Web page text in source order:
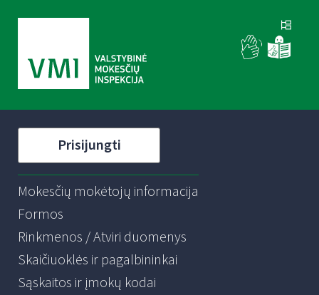
Prisijungti
Mokesčių mokėtojų informacija
Formos
Rinkmenos / Atviri duomenys
Skaičiuoklės ir pagalbininkai
Sąskaitos ir įmokų kodai